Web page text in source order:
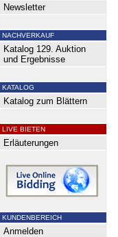
Newsletter
NACHVERKAUF
Katalog 129. Auktion
und Ergebnisse
KATALOG
Katalog zum Blättern
LIVE BIETEN
Erläuterungen
KUNDENBEREICH
Anmelden